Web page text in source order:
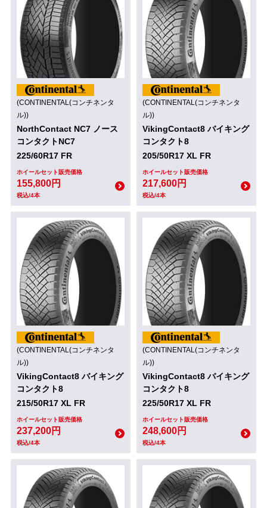
(CONTINENTAL(コンチネンタ
ル))
NorthContact NC7 ノース
コンタクトNC7
225/60R17 FR
ホイールセット販売価格
155,800円
税込/4本
(CONTINENTAL(コンチネンタ
ル))
VikingContact8 バイキング
コンタクト8
205/50R17 XL FR
ホイールセット販売価格
217,600円
税込/4本
(CONTINENTAL(コンチネンタ
ル))
VikingContact8 バイキング
コンタクト8
215/50R17 XL FR
ホイールセット販売価格
237,200円
税込/4本
(CONTINENTAL(コンチネンタ
ル))
VikingContact8 バイキング
コンタクト8
225/50R17 XL FR
ホイールセット販売価格
248,600円
税込/4本